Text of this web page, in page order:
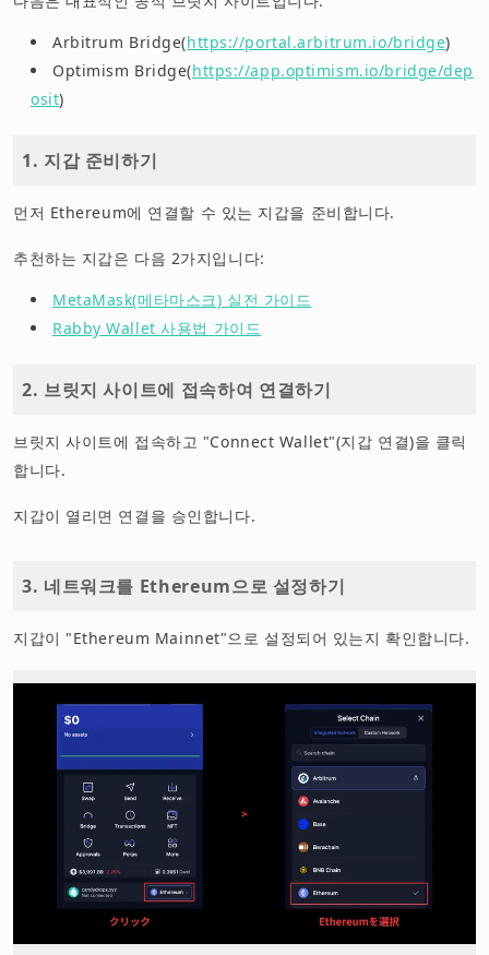
Arbitrum Bridge(https://portal.arbitrum.io/bridge)
Optimism Bridge(https://app.optimism.io/bridge/dep
osit)
1. 지갑 준비하기
먼저 Ethereum에 연결할 수 있는 지갑을 준비합니다.
추천하는 지갑은 다음 2가지입니다:
MetaMask(메타마스크) 실전 가이드
Rabby Wallet 사용법 가이드
2. 브릿지 사이트에 접속하여 연결하기
브릿지 사이트에 접속하고 "Connect Wallet"(지갑 연결)을 클릭
합니다.
지갑이 열리면 연결을 승인합니다.
3. 네트워크를 Ethereum으로 설정하기
지갑이 "Ethereum Mainnet"으로 설정되어 있는지 확인합니다.